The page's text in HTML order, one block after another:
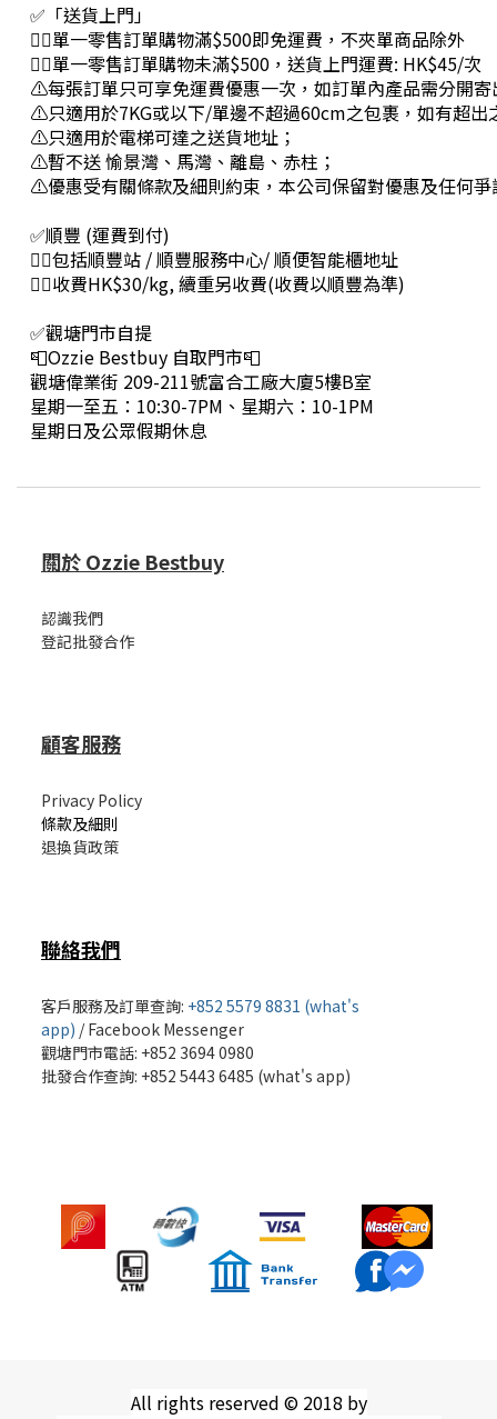
✅「送貨上門」
👉🏻單一零售訂單購物滿$500即免運費，不夾單商品除外
👉🏻單一零售訂單購物未滿$500，送貨上門運費: HK$45/次
⚠每張訂單只可享免運費優惠一次，如訂單內產品需分開
⚠只適用於7KG或以下/單邊不超過60cm之包裹，如有超出
⚠只適用於電梯可達之送貨地址；
⚠暫不送 愉景灣、馬灣、離島、赤柱；
⚠優惠受有關條款及細則約束，本公司保留對優惠及任何
✅順豐 (運費到付)
👉🏻包括順豐站 / 順豐服務中心/ 順便智能櫃地址
👉🏻收費HK$30/kg, 續重另收費(收費以順豐為準)
✅觀塘門市自提
📮Ozzie Bestbuy 自取門市📮
觀塘偉業街 209-211號富合工廠大廈5樓B室
星期一至五：10:30-7PM、星期六：10-1PM
星期日及公眾假期休息
關於 Ozzie Bestbuy
認識我們
登記批發合作
顧客服務
Privacy Policy
條款及細則
退換貨政策
聯絡我們
客戶服務及訂單查詢: +852 5579 8831 (what's
app) /Facebook Messenger
觀塘門市電話: +852 3694 0980
批發合作查詢: +852 5443 6485 (what's app)
All rights reserved © 2018 by